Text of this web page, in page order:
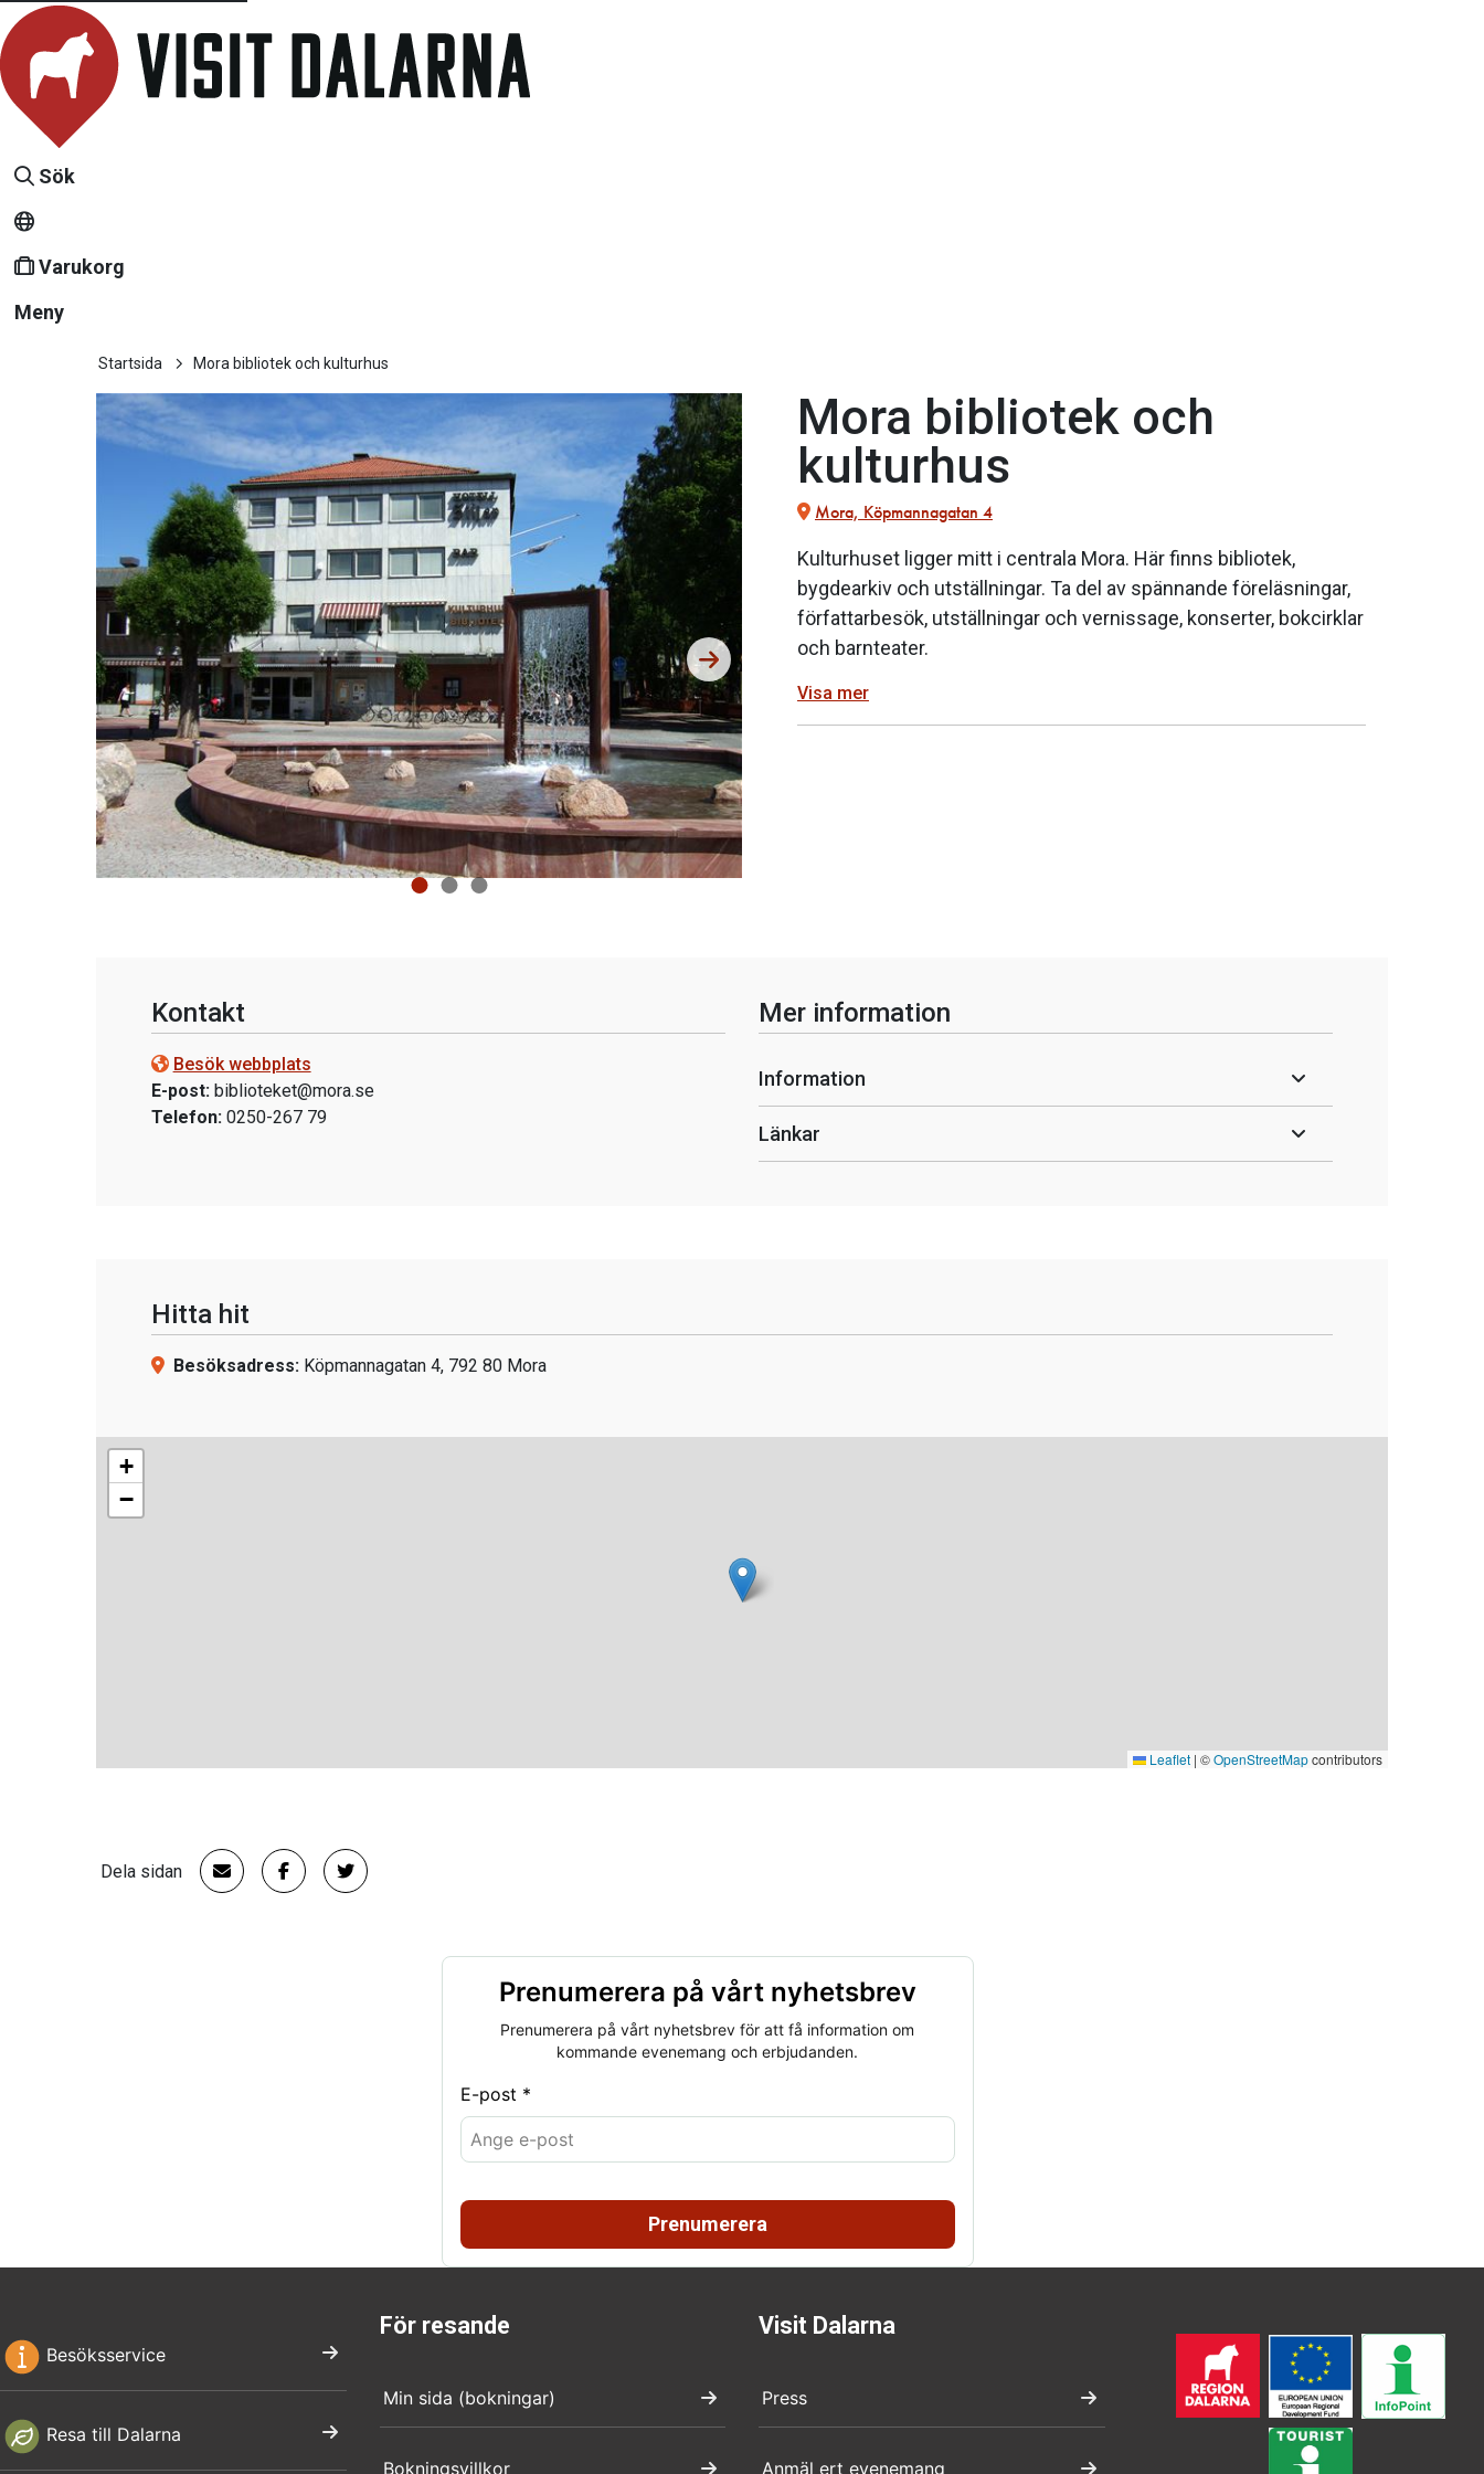
Sök
Varukorg
Meny
Startsida Mora bibliotek och kulturhus
Mora bibliotek och
kulturhus
Mora, Köpmannagatan 4
Kulturhuset ligger mitt i centrala Mora. Här finns bibliotek,
bygdearkiv och utställningar. Ta del av spännande föreläsningar,
författarbesök, utställningar och vernissage, konserter, bokcirklar
och barnteater.
Visa mer
Kontakt
Besök webbplats
E-post: biblioteket@mora.se
Telefon: 0250-267 79
Mer information
Information
Länkar
Hitta hit
Besöksadress: Köpmannagatan 4, 792 80 Mora
+
−
Leaflet | ©OpenStreetMapcontributors
Dela sidan
Prenumerera på vårt nyhetsbrev
Prenumerera på vårt nyhetsbrev för att få information om
kommande evenemang och erbjudanden.
E-post *
Prenumerera
Besöksservice
Resa till Dalarna
För resande
Min sida (bokningar)
Bokningsvillkor
Visit Dalarna
Press
Anmäl ert evenemang